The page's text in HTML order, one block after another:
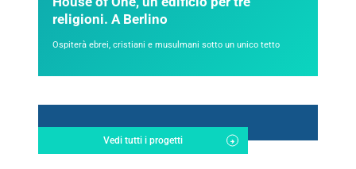
religioni. A Berlino
Ospiterà ebrei, cristiani e musulmani sotto un unico tetto
Vedi tutti i progetti